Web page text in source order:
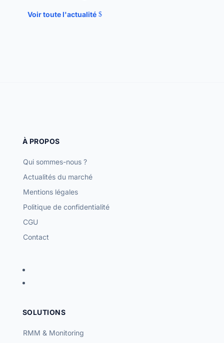
Voir toute l'actualité
À PROPOS
Qui sommes-nous ?
Actualités du marché
Mentions légales
Politique de confidentialité
CGU
Contact
SOLUTIONS
RMM & Monitoring